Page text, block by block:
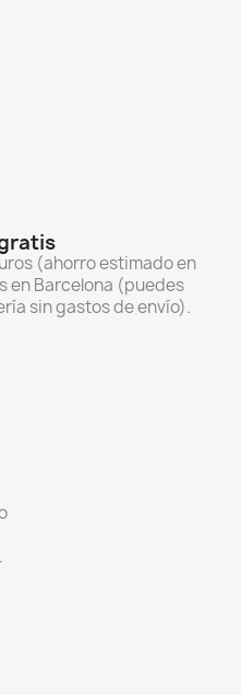
(ahorro estimado en
en Barcelona (puedes
sin gastos de envío).